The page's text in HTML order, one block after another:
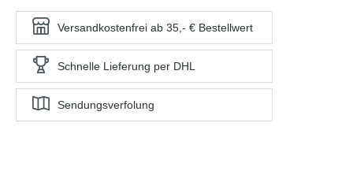
Versandkostenfrei ab 35,- € Bestellwert
Schnelle Lieferung per DHL
Sendungsverfolung